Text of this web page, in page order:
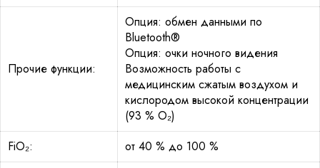
Прочие функции:
Опция: обмен данными по
Bluetooth®
Опция: очки ночного видения
Возможность работы с
медицинским сжатым воздухом и
кислородом высокой концентрации
(93 % O₂)
FiO₂:
от 40 % до 100 %